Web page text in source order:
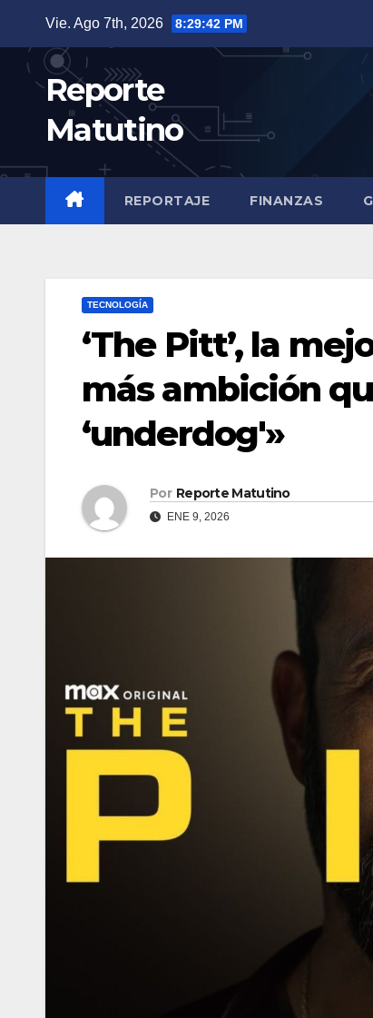
contenido
Vie. Ago 7th, 2026 8:29:43 PM
Reporte
Matutino
REPORTAJE FINANZAS
TECNOLOGÍA
‘The Pitt’, la
más ambición
‘underdog'»
Por Reporte Matutino
ENE 9, 2026